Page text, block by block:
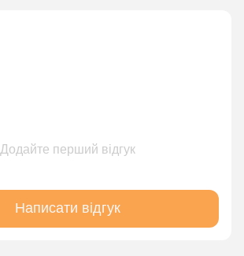
Додайте перший відгук
Написати відгук